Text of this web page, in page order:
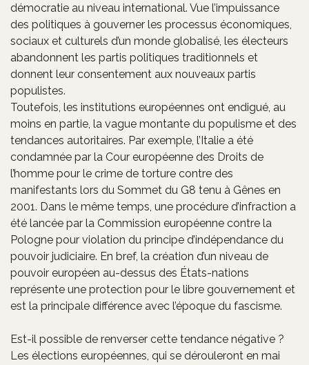
démocratie au niveau international. Vue l’impuissance
des politiques à gouverner les processus économiques,
sociaux et culturels d’un monde globalisé, les électeurs
abandonnent les partis politiques traditionnels et
donnent leur consentement aux nouveaux partis
populistes.
Toutefois, les institutions européennes ont endigué, au
moins en partie, la vague montante du populisme et des
tendances autoritaires. Par exemple, l’Italie a été
condamnée par la Cour européenne des Droits de
l’homme pour le crime de torture contre des
manifestants lors du Sommet du G8 tenu à Gênes en
2001. Dans le même temps, une procédure d’infraction a
été lancée par la Commission européenne contre la
Pologne pour violation du principe d’indépendance du
pouvoir judiciaire. En bref, la création d’un niveau de
pouvoir européen au-dessus des États-nations
représente une protection pour le libre gouvernement et
est la principale différence avec l’époque du fascisme.
Est-il possible de renverser cette tendance négative ?
Les élections européennes, qui se dérouleront en mai